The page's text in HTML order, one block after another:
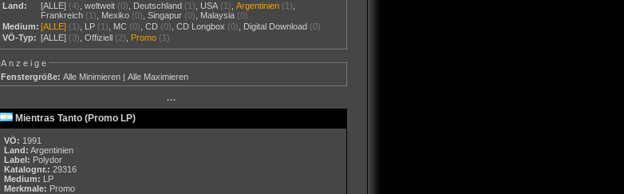
Land:
[ALLE] (4) ,weltweit (0) Deutschland (1) USA (1) ,Argentinien (1)
Frankreich (1) Mexiko (0) ,Singapur (0) Malaysia (0)
Medium: [ALLE] (1) LP (1) MC (0) ,CD (0) ,CD Longbox (0) Digital Download (0)
VÖ-Typ: [ALLE] (3) ,Offiziell (2) Promo (1)
Anzeige
Fenstergröße: Alle Minimieren |Alle Maximieren
···
Mientras Tanto (Promo LP)
VÖ: 1991
Land: Argentinien
Label: Polydor
Katalognr.: 29316
Medium: LP
Merkmale: Promo